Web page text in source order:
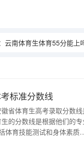
云南体育生体育55分能上
标准分数线
省体育生高考录取分数
的分数线是根据他们的
体育技能测试和身体素质
等各个科目。因此，体育